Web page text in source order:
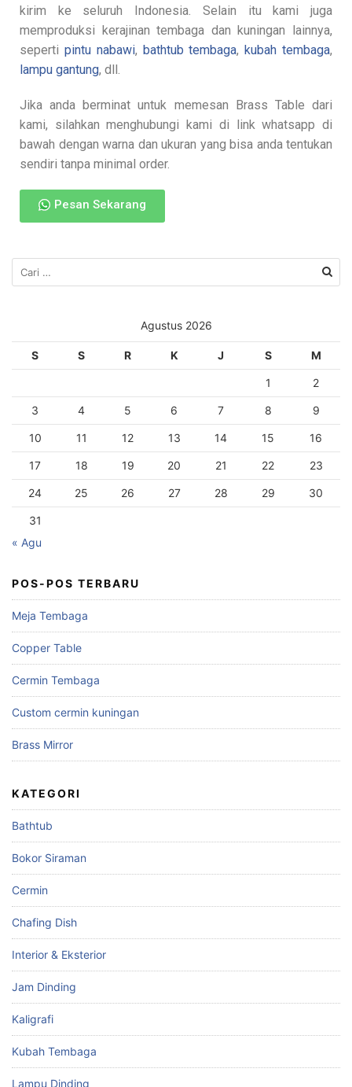
kirim ke seluruh Indonesia. Selain itu kami juga
memproduksi kerajinan tembaga dan kuningan lainnya,
seperti pintu nabawi, bathtub tembaga, kubah tembaga,
lampu gantung, dll.
Jika anda berminat untuk memesan Brass Table dari
kami, silahkan menghubungi kami di link whatsapp di
bawah dengan warna dan ukuran yang bisa anda tentukan
sendiri tanpa minimal order.
Pesan Sekarang
Agustus 2026
S S R K J S M
1 2
3 4 5 6 7 8 9
10 11 12 13 14 15 16
17 18 19 20 21 22 23
24 25 26 27 28 29 30
31
« Agu
POS-POS TERBARU
Meja Tembaga
Copper Table
Cermin Tembaga
Custom cermin kuningan
Brass Mirror
KATEGORI
Bathtub
Bokor Siraman
Cermin
Chafing Dish
Interior & Eksterior
Jam Dinding
Kaligrafi
Kubah Tembaga
Lampu Dinding